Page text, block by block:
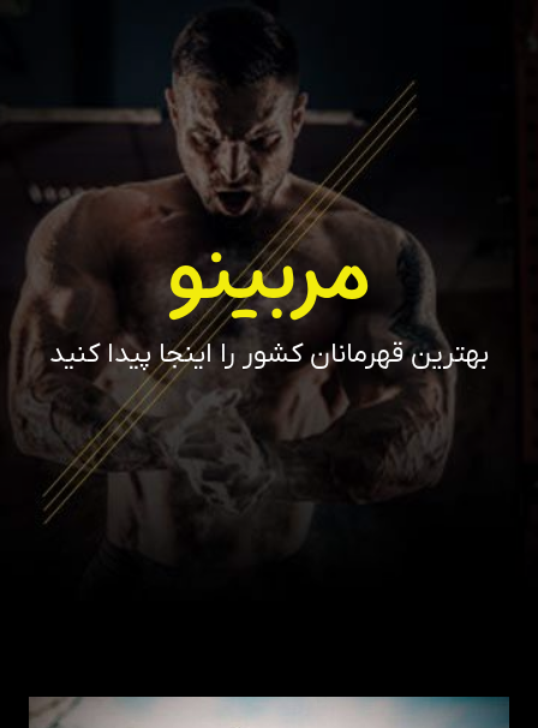
مربینو
بهترین قهرمانان کشور را اینجا پیدا کنید